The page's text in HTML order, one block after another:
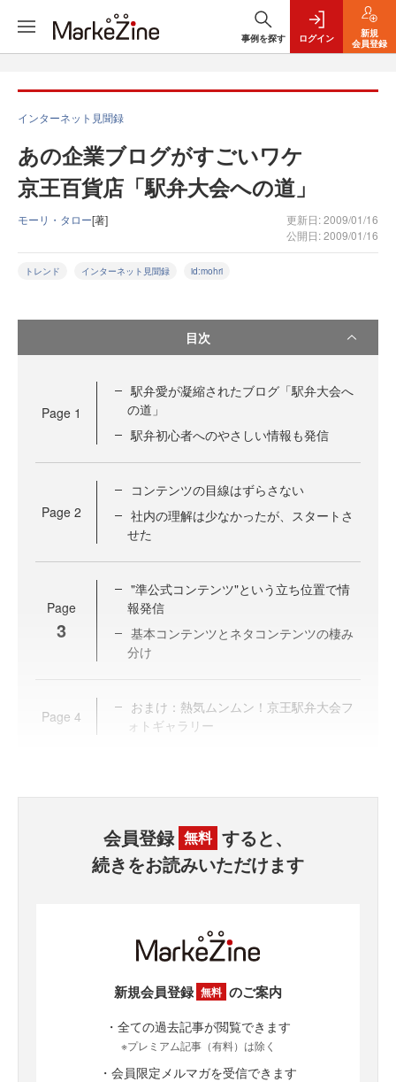
事例を探す ログイン
新規
会員登録
インターネット見聞録
あの企業ブログがすごいワケ
京王百貨店「駅弁大会への道」
モーリ・タロー[著]
更新日: 2009/01/16
公開日: 2009/01/16
トレンド インターネット見聞録 id:mohri
目次
Page 1
駅弁愛が凝縮されたブログ「駅弁大会へ
の道」
駅弁初心者へのやさしい情報も発信
Page 2
コンテンツの目線はずらさない
社内の理解は少なかったが、スタートさ
せた
Page
3
"準公式コンテンツ"という立ち位置で情
報発信
基本コンテンツとネタコンテンツの棲み
分け
Page 4
おまけ：熱気ムンムン！京王駅弁大会フ
ォトギャラリー
会員登録 無料 すると、
続きをお読みいただけます
新規会員登録 無料 のご案内
・全ての過去記事が閲覧できます
※プレミアム記事（有料）は除く
・会員限定メルマガを受信できます